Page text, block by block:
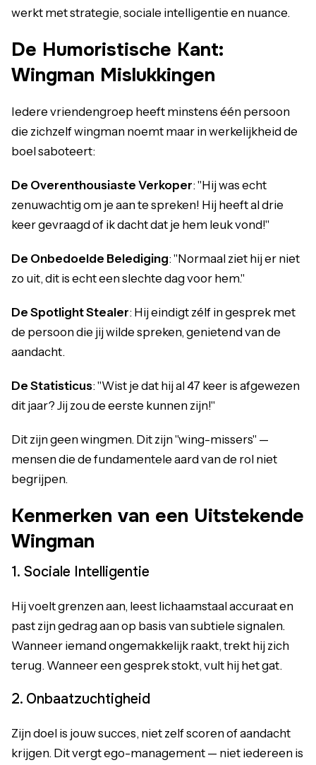
werkt met strategie, sociale intelligentie en nuance.
De Humoristische Kant:
Wingman Mislukkingen
Iedere vriendengroep heeft minstens één persoon
die zichzelf wingman noemt maar in werkelijkheid de
boel saboteert:
De Overenthousiaste Verkoper: "Hij was echt
zenuwachtig om je aan te spreken! Hij heeft al drie
keer gevraagd of ik dacht dat je hem leuk vond!"
De Onbedoelde Belediging: "Normaal ziet hij er niet
zo uit, dit is echt een slechte dag voor hem."
De Spotlight Stealer: Hij eindigt zélf in gesprek met
de persoon die jij wilde spreken, genietend van de
aandacht.
De Statisticus: "Wist je dat hij al 47 keer is afgewezen
dit jaar? Jij zou de eerste kunnen zijn!"
Dit zijn geen wingmen. Dit zijn "wing-missers" —
mensen die de fundamentele aard van de rol niet
begrijpen.
Kenmerken van een Uitstekende
Wingman
1. Sociale Intelligentie
Hij voelt grenzen aan, leest lichaamstaal accuraat en
past zijn gedrag aan op basis van subtiele signalen.
Wanneer iemand ongemakkelijk raakt, trekt hij zich
terug. Wanneer een gesprek stokt, vult hij het gat.
2. Onbaatzuchtigheid
Zijn doel is jouw succes, niet zelf scoren of aandacht
krijgen. Dit vergt ego-management — niet iedereen is